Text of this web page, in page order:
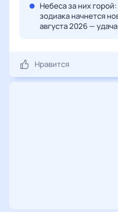
Небеса за них
зодиака начнется
августа 2026 —
Нравится